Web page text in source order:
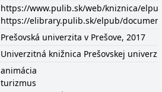
https://www.pulib.sk/web/kniznica/
https://elibrary.pulib.sk/elpub/
Prešovská univerzita v Prešove, 2017
Univerzitná knižnica Prešovskej
animácia
turizmus